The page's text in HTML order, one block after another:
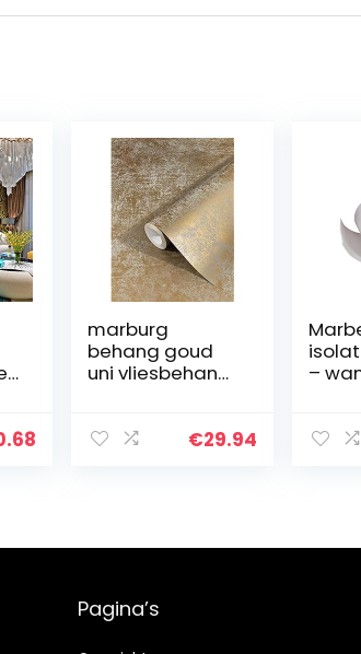
marburg
behang goud
uni vliesbehang
weelderig voor
€29.94
–
Tap 6)
Pagina’s